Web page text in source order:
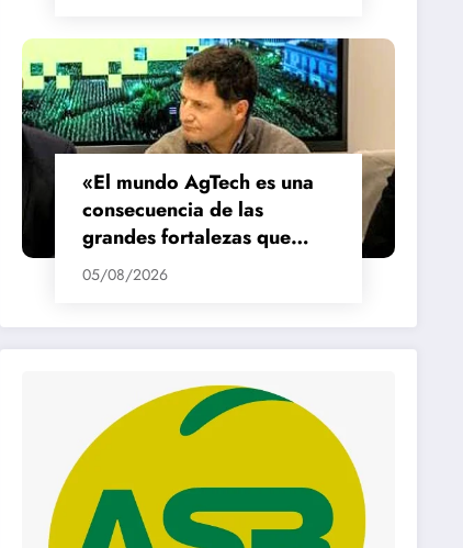
«El mundo AgTech es una
consecuencia de las
grandes fortalezas que
tenemos en la región»
05/08/2026